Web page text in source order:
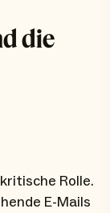
die
Rolle.
E-Mails